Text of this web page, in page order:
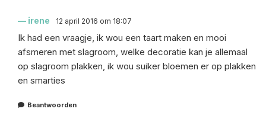
irene 12 april 2016 om 18:07
Ik had een vraagje, ik wou een taart maken en mooi
afsmeren met slagroom, welke decoratie kan je allemaal
op slagroom plakken, ik wou suiker bloemen er op plakken
en smarties
Beantwoorden